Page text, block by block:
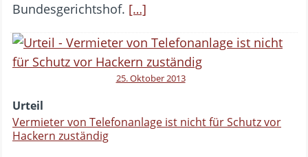
Bundesgerichtshof. […]
25. Oktober 2013
Urteil
Vermieter von Telefonanlage ist nicht für Schutz vor
Hackern zuständig